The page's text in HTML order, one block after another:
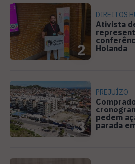
2
DIREITOS
Ativista
Holanda
3
PREJUÍZO
pedem
parada